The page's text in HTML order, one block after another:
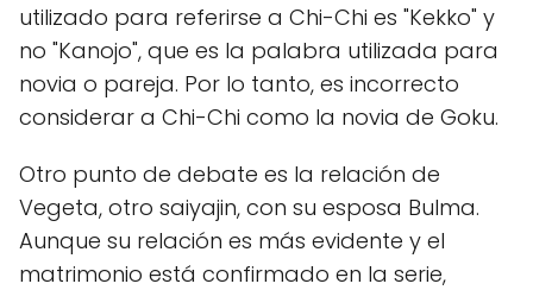
utilizado para referirse a Chi-Chi es "Kekko" y
no "Kanojo", que es la palabra utilizada para
novia o pareja. Por lo tanto, es incorrecto
considerar a Chi-Chi como la novia de Goku.
Otro punto de debate es la relación de
Vegeta, otro saiyajin, con su esposa Bulma.
Aunque su relación es más evidente y el
matrimonio está confirmado en la serie,